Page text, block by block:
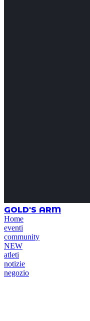
GOLD'S ARM
Home
eventi
community
NEW
atleti
notizie
negozio